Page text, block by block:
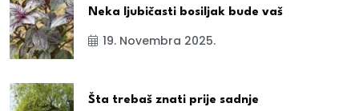
Neka ljubičasti bosiljak bude vaš
19. Novembra 2025.
Šta trebaš znati prije sadnje